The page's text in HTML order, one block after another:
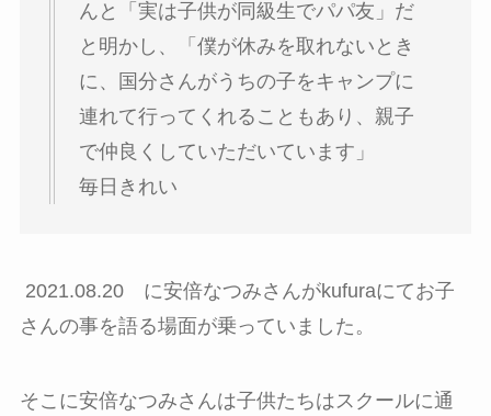
んと「実は子供が同級生でパパ友」だ
と明かし、「僕が休みを取れないとき
に、国分さんがうちの子をキャンプに
連れて行ってくれることもあり、親子
で仲良くしていただいています」
毎日きれい
2021.08.20 に安倍なつみさんがkufuraにてお子
さんの事を語る場面が乗っていました。
そこに安倍なつみさんは子供たちはスクールに通